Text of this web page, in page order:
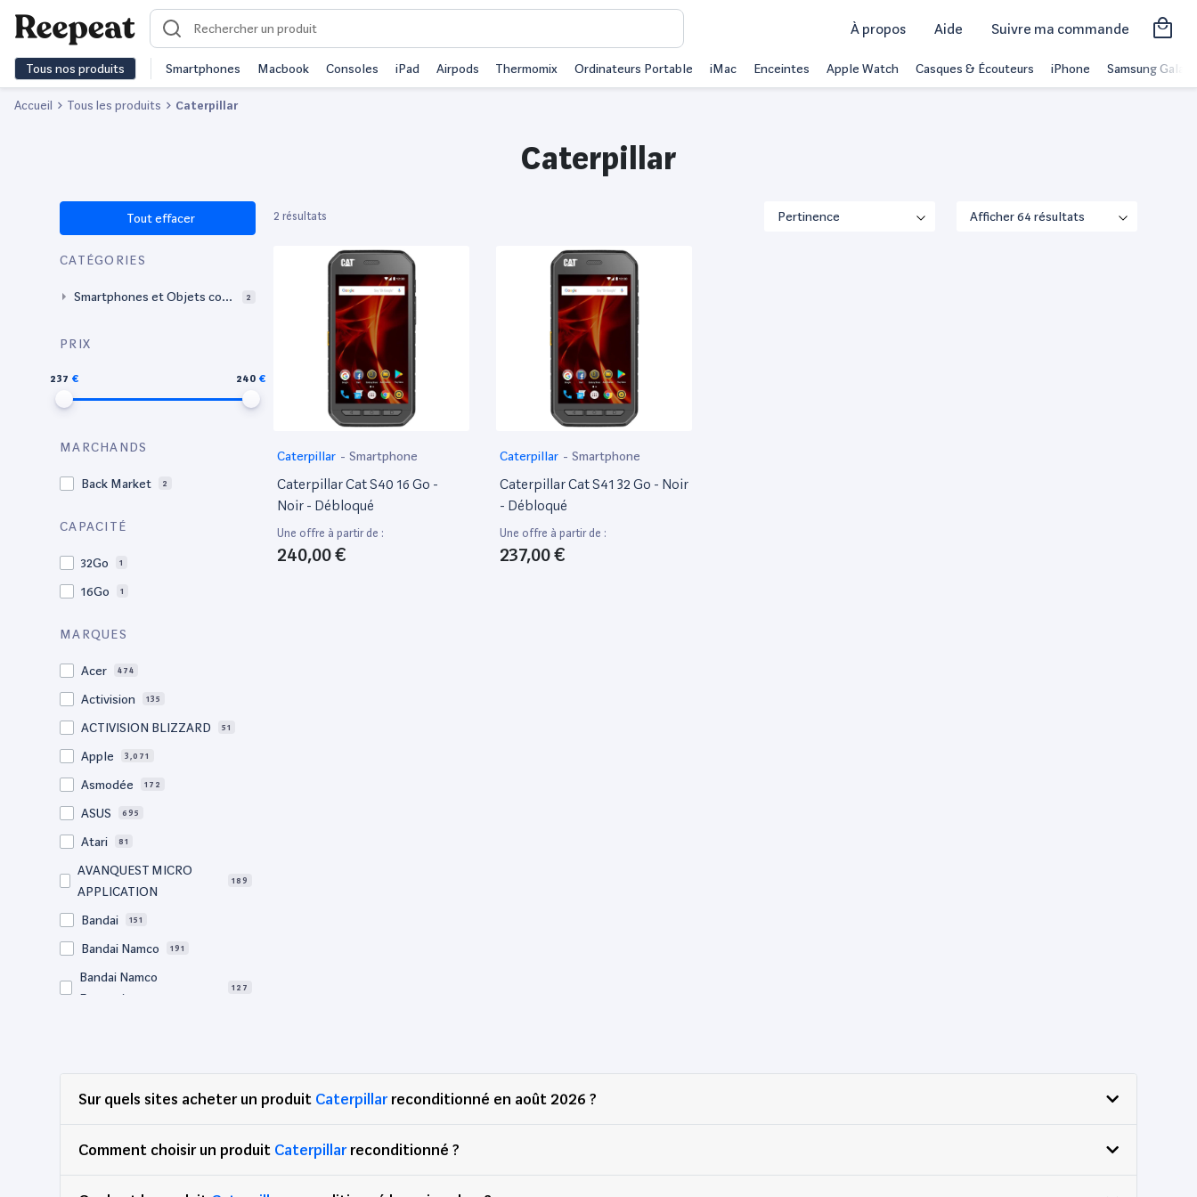
À propos Aide Suivre ma commande
Tous nos produits Smartphones Macbook Consoles iPad Airpods Thermomix Ordinateurs Portable iMac Enceintes Apple Watch Casques & Écouteurs iPhone Samsung Galaxy
Accueil Tous les produits Caterpillar
Caterpillar
Tout effacer
CATÉGORIES
Smartphones et Objets con
2
PRIX
237 240
MARCHANDS
Back Market 2
CAPACITÉ
32Go 1
16Go 1
MARQUES
Acer 474
Activision 135
ACTIVISION BLIZZARD 51
Apple 3,071
Asmodée 172
ASUS 695
Atari 81
AVANQUEST MICRO
APPLICATION
189
Bandai 151
Bandai Namco 191
Bandai Namco
Entertainment
127
Canon
2 résultats
Caterpillar - Smartphone
Caterpillar Cat S40 16 Go -
Noir - Débloqué
Une offre à partir de :
240,00 €
Caterpillar - Smartphone
Caterpillar Cat S41 32 Go - Noir
- Débloqué
Une offre à partir de :
237,00 €
Sur quels sites acheter un produit Caterpillarreconditionné en août 2026 ?
Comment choisir un produit Caterpillarreconditionné ?